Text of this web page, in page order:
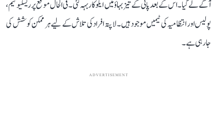
آگے لے گیا۔ اس کے بعد پانی کے تیز بہاؤ میں ایکو کار بہہ گئی۔ فی الحال موقع پر ریسکیو ٹیم،
پولیس اور انتظامیہ کی ٹیمیں موجود ہیں۔ لاپتہ افراد کی تلاش کے لیے ہر ممکن کوشش کی
جا رہی ہے۔
ADVERTISEMENT